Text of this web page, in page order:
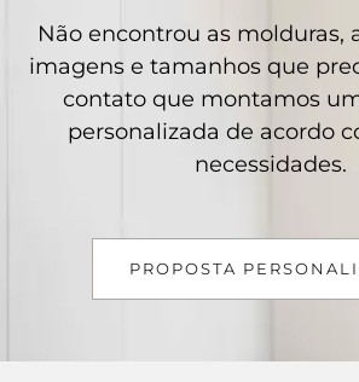
Não encontrou as molduras,
imagens e tamanhos que
contato que montamos
personalizada de acordo
necessidades.
PROPOSTA